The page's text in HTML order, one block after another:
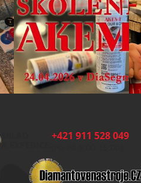
SKLAD
A EXPEDICE:
+421 911 528 049